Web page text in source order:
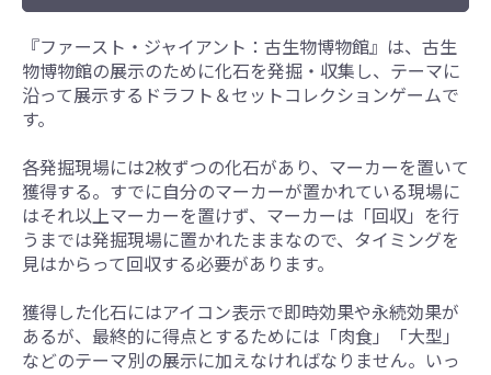
『ファースト・ジャイアント：古生物博物館』は、古生
物博物館の展示のために化石を発掘・収集し、テーマに
沿って展示するドラフト＆セットコレクションゲームで
す。
各発掘現場には2枚ずつの化石があり、マーカーを置いて
獲得する。すでに自分のマーカーが置かれている現場に
はそれ以上マーカーを置けず、マーカーは「回収」を行
うまでは発掘現場に置かれたままなので、タイミングを
見はからって回収する必要があります。
獲得した化石にはアイコン表示で即時効果や永続効果が
あるが、最終的に得点とするためには「肉食」「大型」
などのテーマ別の展示に加えなければなりません。いっ